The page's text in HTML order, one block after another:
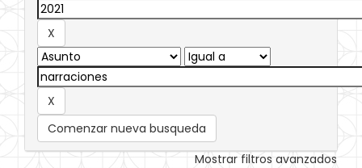
Comenzar nueva busqueda
Mostrar filtros avanzados